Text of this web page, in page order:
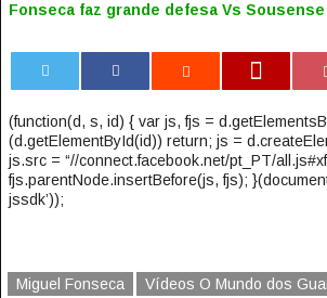
Fonseca faz grande defesa Vs Sousense
(function(d, s, id) { var js, fjs =
(d.getElementById(id)) return; js =
js.src = “//connect.facebook.net/pt_PT/
fjs.parentNode.insertBefore(js, fjs);
jssdk’));
Miguel Fonseca Vídeos O Mundo dos